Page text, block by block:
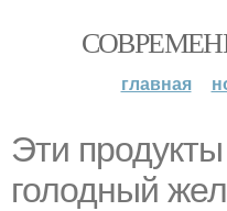
главная
Эти
голодный